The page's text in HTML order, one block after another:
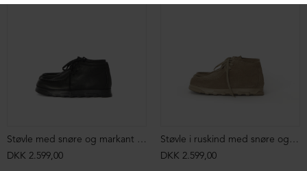
Støvle med snøre og markant syning
DKK 2.599,00
Støvle i ruskind med snøre og markant syning
DKK 2.599,00